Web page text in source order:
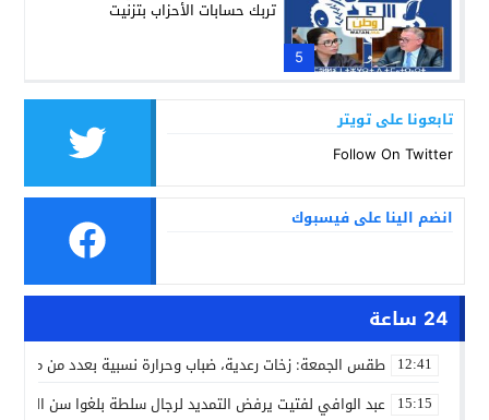
5
تربك حسابات الأحزاب بتزنيت
تابعونا على تويتر
Follow On Twitter
انضم الينا على فيسبوك
24 ساعة
12:41 طقس الجمعة: زخات رعدية، ضباب وحرارة نسبية بعدد من مدن
15:15 عبد الوافي لفتيت يرفض التمديد لرجال سلطة بلغوا سن التقاعد